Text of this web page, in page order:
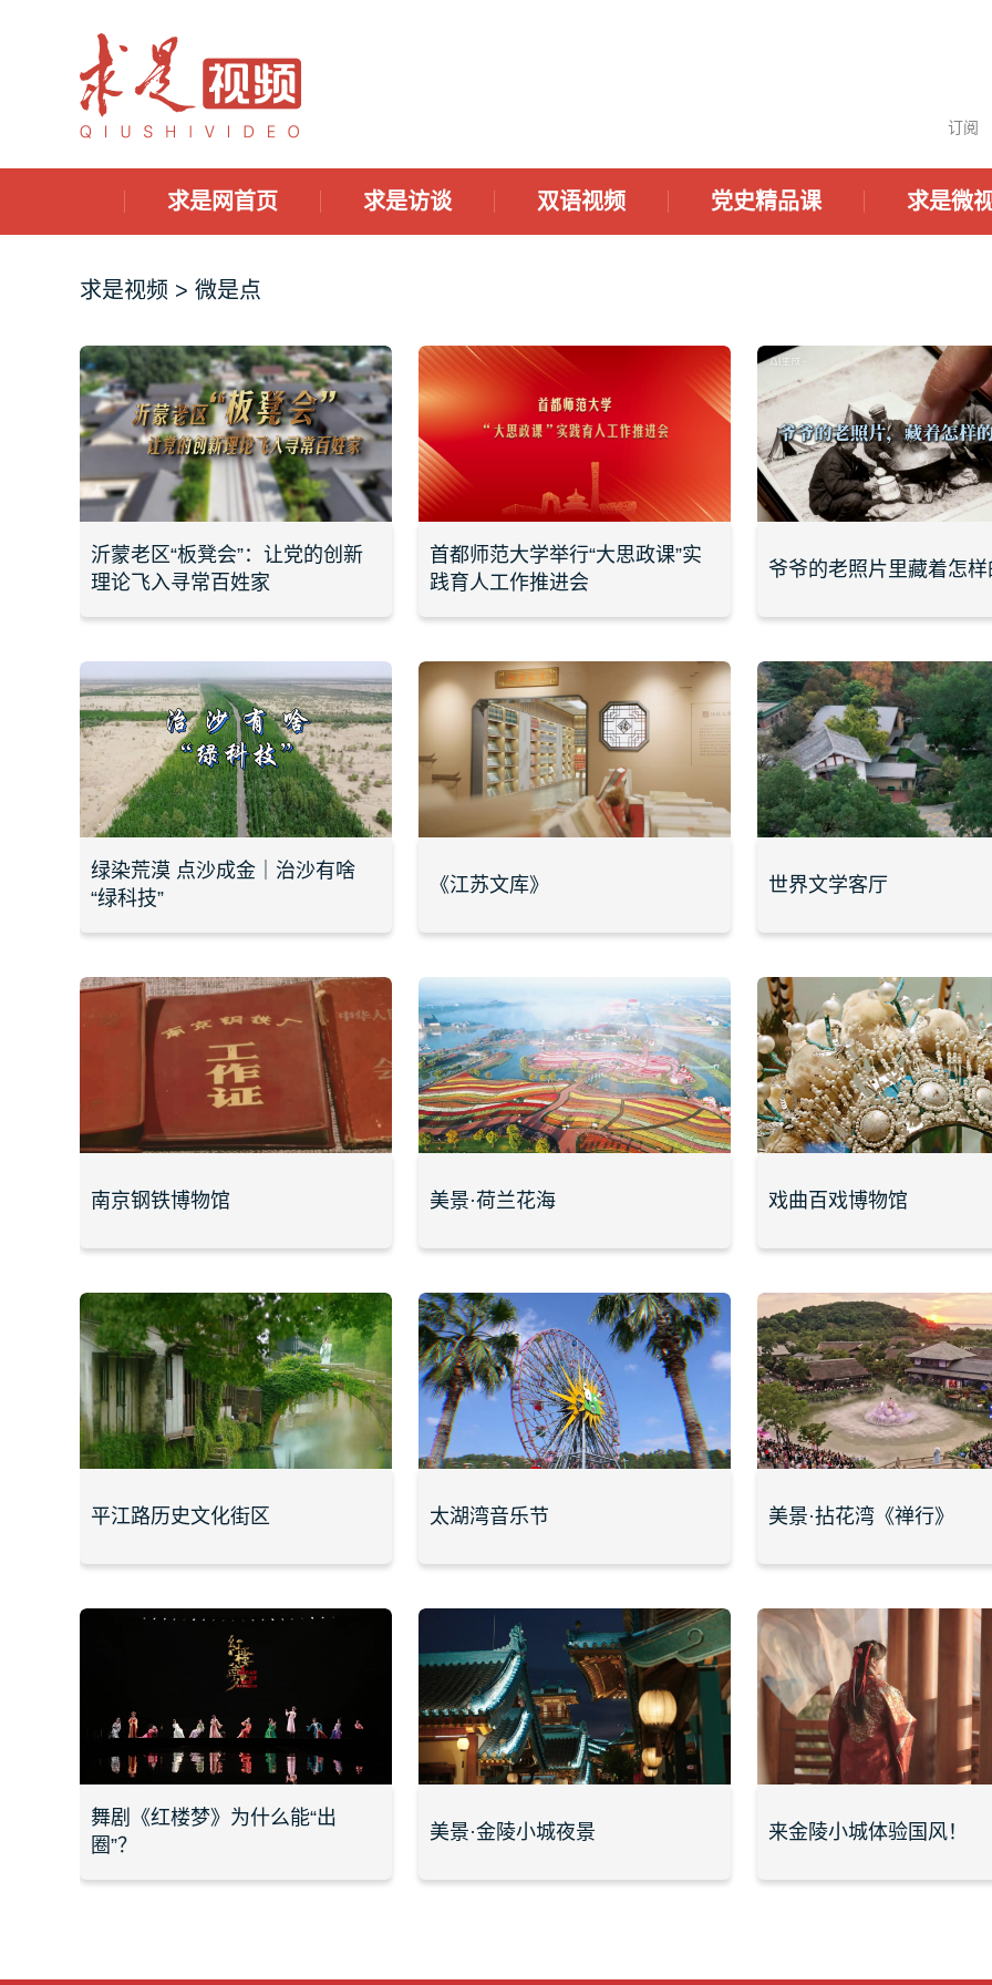
订
求是网首页 求是访谈 双语视频 党史精品课 求是微
求是视频 > 微是点
沂蒙老区“板凳会”：让党的创新
理论飞入寻常百姓家
首都师范大学举行“大思政课”实
践育人工作推进会
爷爷的老照片里藏着怎
绿染荒漠 点沙成金｜治沙有啥
“绿科技”
《江苏文库》 世界文学客厅
南京钢铁博物馆 美景·荷兰花海 戏曲百戏博物馆
平江路历史文化街区 太湖湾音乐节 美景·拈花湾《禅行》
舞剧《红楼梦》为什么能“出
圈”？
美景·金陵小城夜景 来金陵小城体验国风！